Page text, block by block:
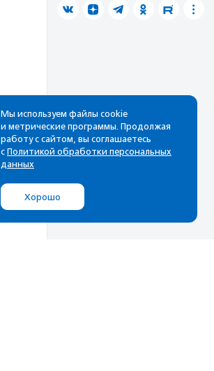
Мы используем файлы cookie
и метрические программы. Продолжая
работу с сайтом, вы соглашаетесь
с Политикой обработки персональных
данных
Хорошо